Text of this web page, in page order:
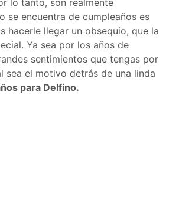
se encuentra de cumpleaños es
hacerle llegar un obsequio, que la
Ya sea por los años de
sentimientos que tengas por
sea el motivo detrás de una linda
para Delfino.